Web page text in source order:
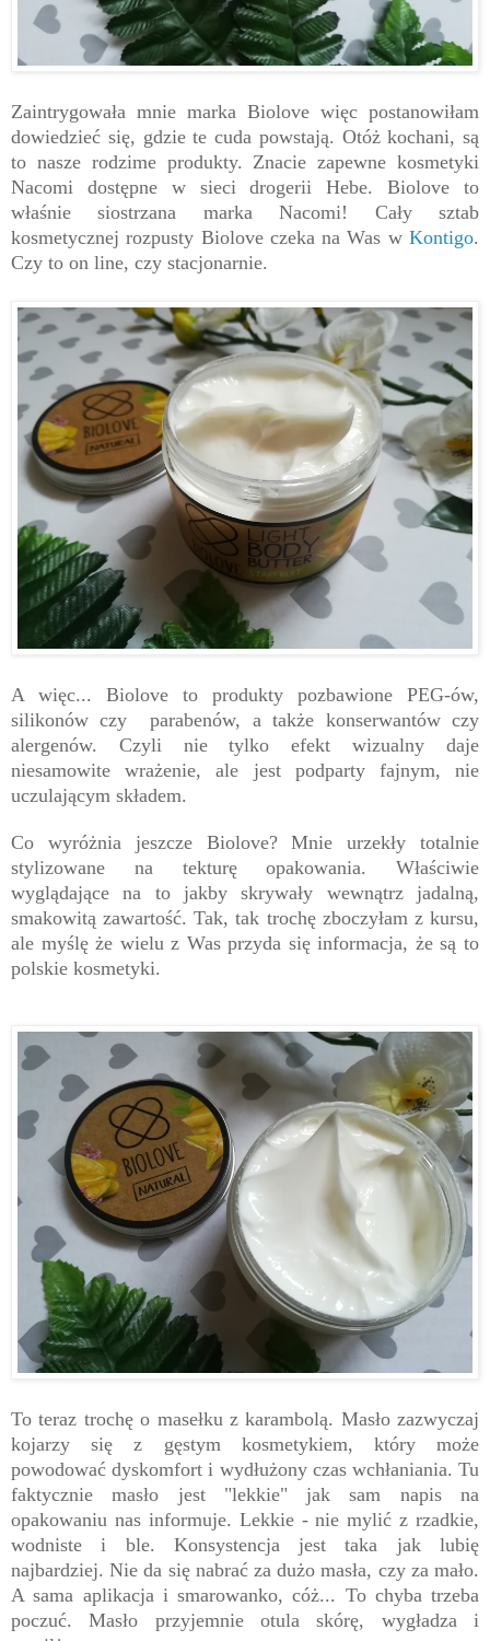
Zaintrygowała mnie marka Biolove więc postanowiłam
dowiedzieć się, gdzie te cuda powstają. Otóż kochani, są
to nasze rodzime produkty. Znacie zapewne kosmetyki
Nacomi dostępne w sieci drogerii Hebe. Biolove to
właśnie siostrzana marka Nacomi! Cały sztab
kosmetycznej rozpusty Biolove czeka na Was w Kontigo.
Czy to on line, czy stacjonarnie.
A więc... Biolove to produkty pozbawione PEG-ów,
silikonów czy parabenów, a także konserwantów czy
alergenów. Czyli nie tylko efekt wizualny daje
niesamowite wrażenie, ale jest podparty fajnym, nie
uczulającym składem.
Co wyróżnia jeszcze Biolove? Mnie urzekły totalnie
stylizowane na tekturę opakowania. Właściwie
wyglądające na to jakby skrywały wewnątrz jadalną,
smakowitą zawartość. Tak, tak trochę zboczyłam z kursu,
ale myślę że wielu z Was przyda się informacja, że są to
polskie kosmetyki.
To teraz trochę o masełku z karambolą. Masło zazwyczaj
kojarzy się z gęstym kosmetykiem, który może
powodować dyskomfort i wydłużony czas wchłaniania. Tu
faktycznie masło jest "lekkie" jak sam napis na
opakowaniu nas informuje. Lekkie - nie mylić z rzadkie,
wodniste i ble. Konsystencja jest taka jak lubię
najbardziej. Nie da się nabrać za dużo masła, czy za mało.
A sama aplikacja i smarowanko, cóż... To chyba trzeba
poczuć. Masło przyjemnie otula skórę, wygładza i